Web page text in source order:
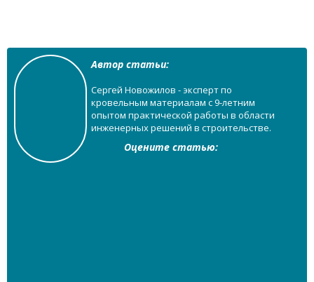
Автор статьи:
Сергей Новожилов - эксперт по
кровельным материалам с 9-летним
опытом практической работы в области
инженерных решений в строительстве.
Оцените статью: